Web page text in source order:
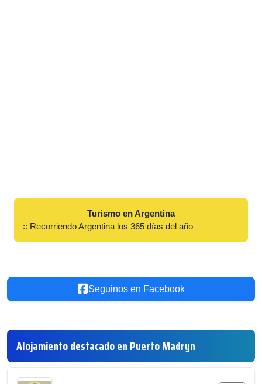
Turismo en Argentina
:: Recorriendo Argentina los 365 días del año
Seguinos en Facebook
Alojamiento destacado en Puerto Madryn